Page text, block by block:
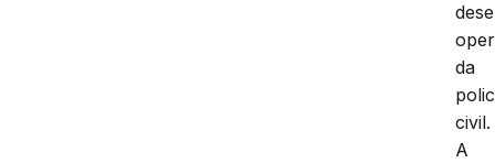
da
civil.
A